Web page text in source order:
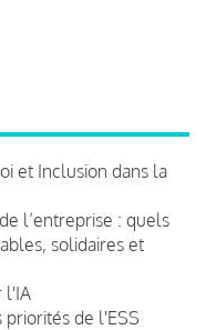
et Inclusion dans la
l’entreprise : quels
solidaires et
l'IA
de l'ESS